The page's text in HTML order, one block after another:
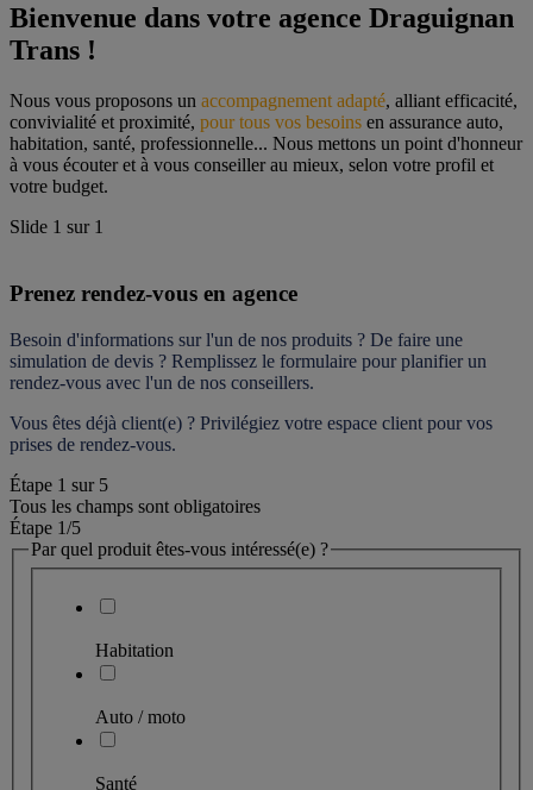
Bienvenue dans votre agence Draguignan
Trans !
Nous vous proposons un accompagnement adapté, alliant efficacité,
convivialité et proximité, pour tous vos besoins en assurance auto,
habitation, santé, professionnelle... Nous mettons un point d'honneur
à vous écouter et à vous conseiller au mieux, selon votre profil et
votre budget.
Slide 1 sur 1
Prenez rendez-vous en agence
Besoin d'informations sur l'un de nos produits ? De faire une
simulation de devis ? Remplissez le formulaire pour planifier un
rendez-vous avec l'un de nos conseillers.
Vous êtes déjà client(e) ? Privilégiez votre espace client pour vos
prises de rendez-vous.
Étape 1 sur 5
Tous les champs sont obligatoires
Étape 1/5
Par quel produit êtes-vous intéressé(e) ?
Habitation
Auto / moto
Santé